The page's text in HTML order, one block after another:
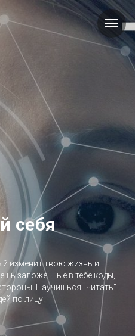
себя
изменит твою жизнь и
заложенные в тебе коды,
Научишься "читать"
по лицу.